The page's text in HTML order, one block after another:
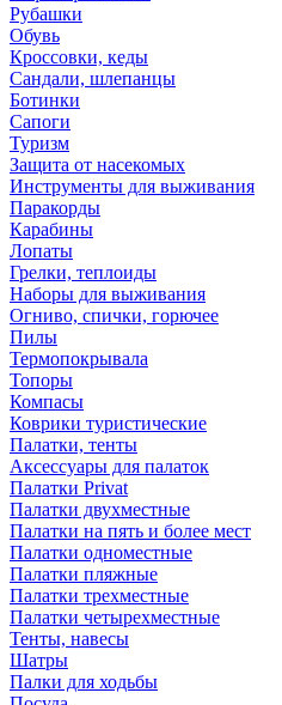
Рубашки
Обувь
Кроссовки, кеды
Сандали, шлепанцы
Ботинки
Сапоги
Туризм
Защита от насекомых
Инструменты для выживания
Паракорды
Карабины
Лопаты
Грелки, теплоиды
Наборы для выживания
Огниво, спички, горючее
Пилы
Термопокрывала
Топоры
Компасы
Коврики туристические
Палатки, тенты
Аксессуары для палаток
Палатки Privat
Палатки двухместные
Палатки на пять и более мест
Палатки одноместные
Палатки пляжные
Палатки трехместные
Палатки четырехместные
Тенты, навесы
Шатры
Палки для ходьбы